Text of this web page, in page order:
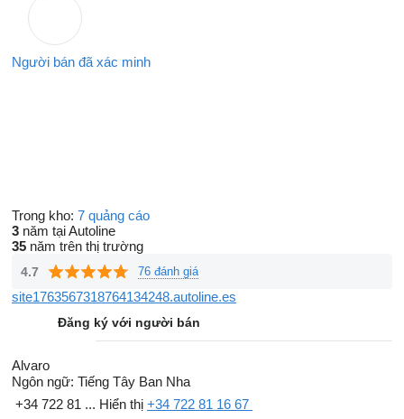
Người bán đã xác minh
Trong kho: 7 quảng cáo
3 năm tại Autoline
35 năm trên thị trường
4.7 76 đánh giá
site1763567318764134248.autoline.es
Đăng ký với người bán
Alvaro
Ngôn ngữ: Tiếng Tây Ban Nha
+34 722 81 ... Hiển thị +34 722 81 16 67